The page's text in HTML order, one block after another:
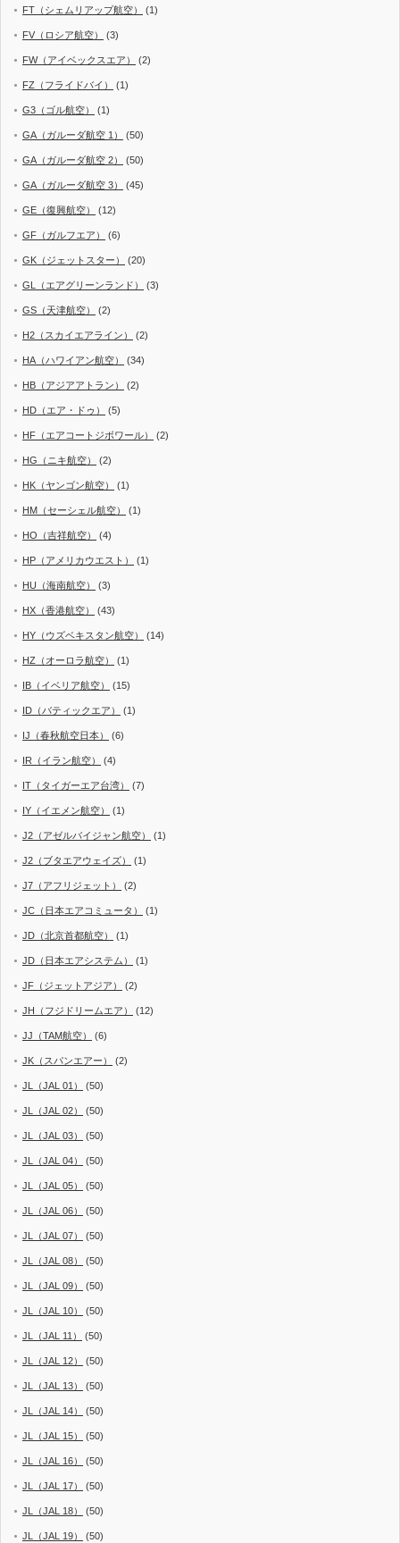
FT（シェムリアップ航空） (1)
FV（ロシア航空） (3)
FW（アイベックスエア） (2)
FZ（フライドバイ） (1)
G3（ゴル航空） (1)
GA（ガルーダ航空 1） (50)
GA（ガルーダ航空 2） (50)
GA（ガルーダ航空 3） (45)
GE（復興航空） (12)
GF（ガルフエア） (6)
GK（ジェットスター） (20)
GL（エアグリーンランド） (3)
GS（天津航空） (2)
H2（スカイエアライン） (2)
HA（ハワイアン航空） (34)
HB（アジアアトラン） (2)
HD（エア・ドゥ） (5)
HF（エアコートジボワール） (2)
HG（ニキ航空） (2)
HK（ヤンゴン航空） (1)
HM（セーシェル航空） (1)
HO（吉祥航空） (4)
HP（アメリカウエスト） (1)
HU（海南航空） (3)
HX（香港航空） (43)
HY（ウズベキスタン航空） (14)
HZ（オーロラ航空） (1)
IB（イベリア航空） (15)
ID（バティックエア） (1)
IJ（春秋航空日本） (6)
IR（イラン航空） (4)
IT（タイガーエア台湾） (7)
IY（イエメン航空） (1)
J2（アゼルバイジャン航空） (1)
J2（ブタエアウェイズ） (1)
J7（アフリジェット） (2)
JC（日本エアコミュータ） (1)
JD（北京首都航空） (1)
JD（日本エアシステム） (1)
JF（ジェットアジア） (2)
JH（フジドリームエア） (12)
JJ（TAM航空） (6)
JK（スパンエアー） (2)
JL（JAL 01） (50)
JL（JAL 02） (50)
JL（JAL 03） (50)
JL（JAL 04） (50)
JL（JAL 05） (50)
JL（JAL 06） (50)
JL（JAL 07） (50)
JL（JAL 08） (50)
JL（JAL 09） (50)
JL（JAL 10） (50)
JL（JAL 11） (50)
JL（JAL 12） (50)
JL（JAL 13） (50)
JL（JAL 14） (50)
JL（JAL 15） (50)
JL（JAL 16） (50)
JL（JAL 17） (50)
JL（JAL 18） (50)
JL（JAL 19） (50)